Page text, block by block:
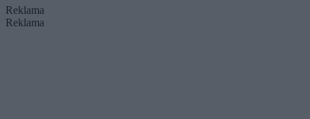
Reklama
Reklama